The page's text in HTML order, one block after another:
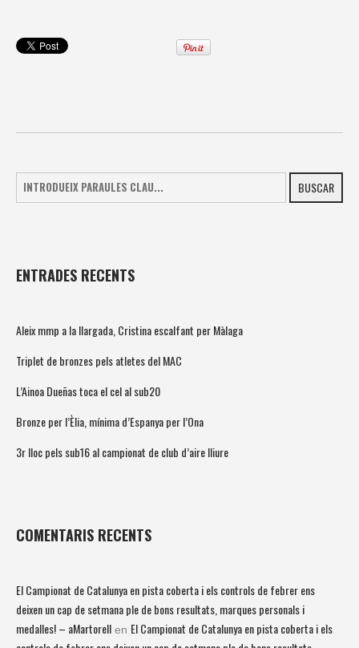
BUSCAR
ENTRADES RECENTS
Aleix mmp a la llargada, Cristina escalfant per Màlaga
Triplet de bronzes pels atletes del MAC
L’Ainoa Dueñas toca el cel al sub20
Bronze per l’Èlia, mínima d’Espanya per l’Ona
3r lloc pels sub16 al campionat de club d’aire lliure
COMENTARIS RECENTS
El Campionat de Catalunya en pista coberta i els controls de febrer ens
deixen un cap de setmana ple de bons resultats, marques personals i
medalles! – aMartorell en El Campionat de Catalunya en pista coberta i els